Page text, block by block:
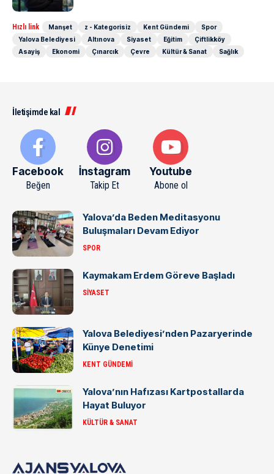
Hızlı link Manşet z - Kategorisiz Kent Gündemi
Spor
Yalova Belediyesi
Altınova Siyaset Eğitim
Çiftlikköy
Asayiş
Ekonomi Çınarcık Çevre Kültür & Sanat Sağlık
İletişimde kal
Facebook
Beğen
İnstagram
Takip Et
Youtube
Abone ol
Yalova’da Beden Meditasyonu
Buluşmaları Devam Ediyor
SPOR
Kaymakam Erdem Göreve Başladı
SIYASET
Yalova Belediyesi’nden Pazaryerinde
Künye Denetimi
KENT GÜNDEMI
Yalova’nın Hafızası Kartpostallarda
Hayat Buluyor
KÜLTÜR & SANAT